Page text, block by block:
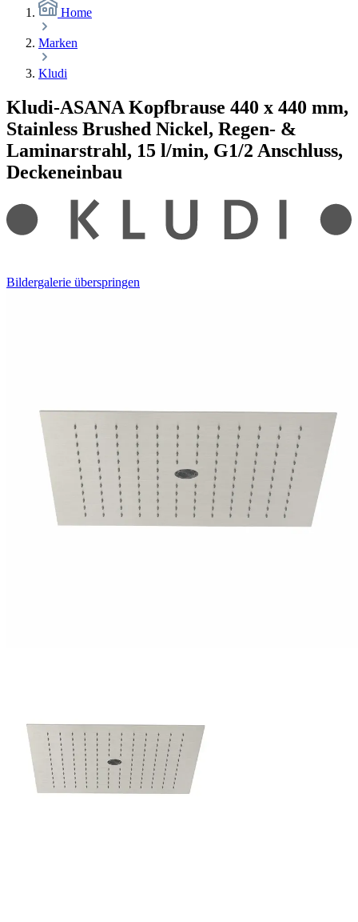
Home
Marken
Kludi
Kludi-ASANA Kopfbrause 440 x 440 mm,
Stainless Brushed Nickel, Regen- &
Laminarstrahl, 15 l/min, G1/2 Anschluss,
Deckeneinbau
Bildergalerie überspringen